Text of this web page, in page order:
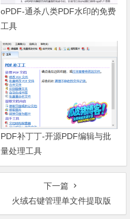
oPDF-通杀八类PDF水印的免费
工具
PDF补丁丁-开源PDF编辑与批
量处理工具
下一篇
火绒右键管理单文件提取版